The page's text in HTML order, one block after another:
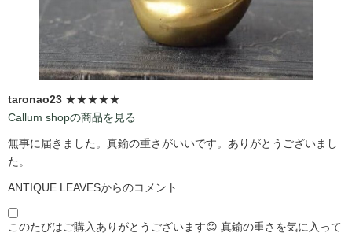
taronao23 ★★★★★
Callum shopの商品を見る
無事に届きました。真鍮の重さがいいです。ありがとうございまし
た。
ANTIQUE LEAVESからのコメント
このたびはご購入ありがとうございます😊 真鍮の重さを気に入って